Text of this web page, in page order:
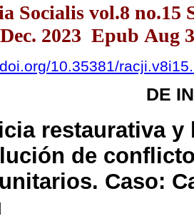
Socialis vol.8 no.15
2023 Epub Aug
10.35381/
DE
restaurativa y
de
Caso: